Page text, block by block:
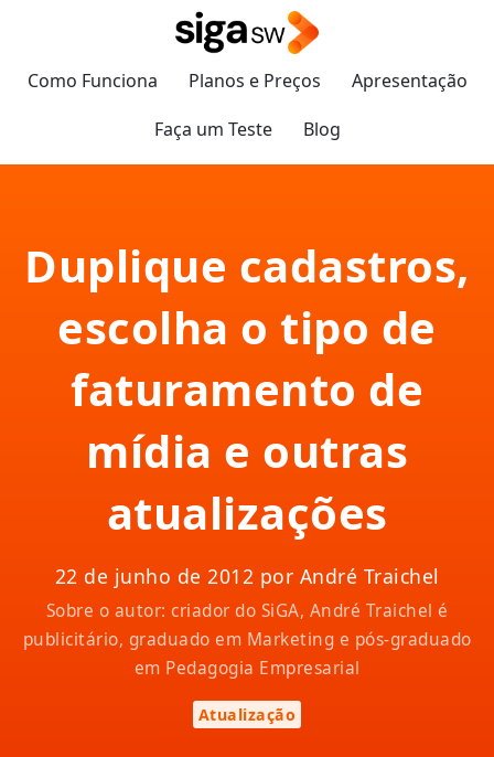
Como Funciona Planos e Preços
Apresentação
Faça um Teste
Blog
Duplique cadastros,
escolha o tipo de
faturamento de
mídia e outras
atualizações
22 de junho de 2012 por André Traichel
Sobre o autor: criador do SiGA, André Traichel é
publicitário, graduado em Marketing e pós-graduado
em Pedagogia Empresarial
Atualização